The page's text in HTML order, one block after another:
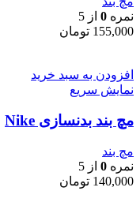
نمره 0 از 5
155,000 تومان
افزودن به سبد خرید
نمایش سریع
مچ بند بدنسازی Nike
مچ بند
نمره 0 از 5
140,000 تومان